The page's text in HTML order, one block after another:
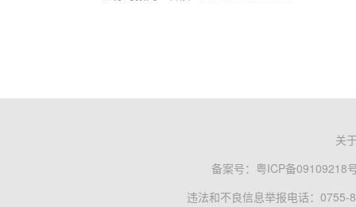
关
备案号： 粤ICP备09109218
违法和不良信息举报电话：0755-